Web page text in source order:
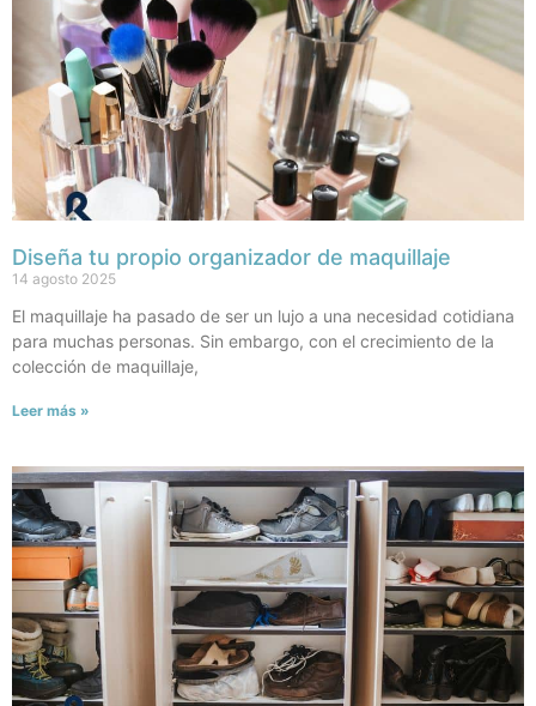
Diseña tu propio organizador de maquillaje
14 agosto 2025
El maquillaje ha pasado de ser un lujo a una necesidad cotidiana
para muchas personas. Sin embargo, con el crecimiento de la
colección de maquillaje,
Leer más »